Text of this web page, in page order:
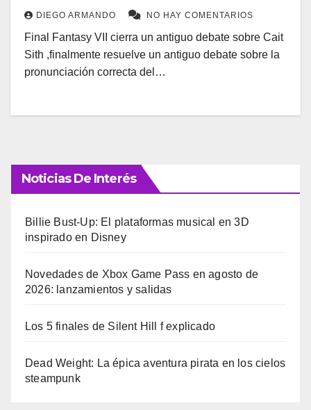
DIEGO ARMANDO NO HAY COMENTARIOS
Final Fantasy VII cierra un antiguo debate sobre Cait
Sith ,finalmente resuelve un antiguo debate sobre la
pronunciación correcta del…
Noticias De Interés
Billie Bust-Up: El plataformas musical en 3D
inspirado en Disney
Novedades de Xbox Game Pass en agosto de
2026: lanzamientos y salidas
Los 5 finales de Silent Hill f explicado
Dead Weight: La épica aventura pirata en los cielos
steampunk